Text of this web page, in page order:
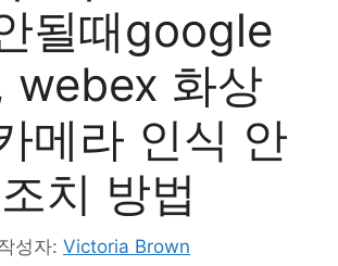
될때google
webex 화상
메라 인식 안
치 방법
성자: Victoria Brown